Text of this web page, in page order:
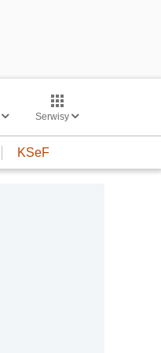
Serwisy
KSeF